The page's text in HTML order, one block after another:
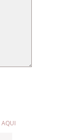
AQUI